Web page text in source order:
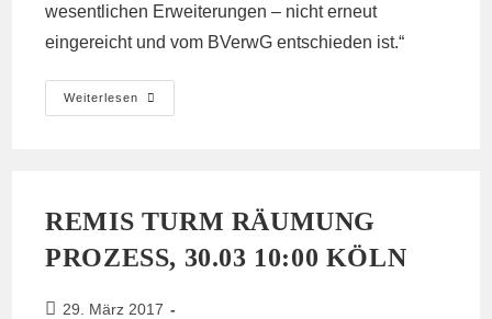
wesentlichen Erweiterungen – nicht erneut
eingereicht und vom BVerwG entschieden ist.“
Weiterlesen
Rücknahme
Der
REMIS TURM RÄUMUNG
PROZESS, 30.03 10:00 KÖLN
Beitrag
29. März 2017